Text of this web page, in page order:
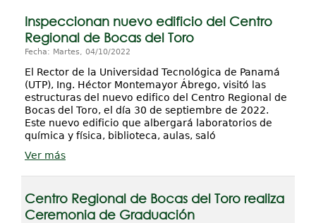
Inspeccionan nuevo edificio del Centro
Regional de Bocas del Toro
Fecha: Martes, 04/10/2022
El Rector de la Universidad Tecnológica de Panamá
(UTP), Ing. Héctor Montemayor Ábrego, visitó las
estructuras del nuevo edifico del Centro Regional de
Bocas del Toro, el día 30 de septiembre de 2022.
Este nuevo edificio que albergará laboratorios de
química y física, biblioteca, aulas, saló
Ver más
Centro Regional de Bocas del Toro realiza
Ceremonia de Graduación